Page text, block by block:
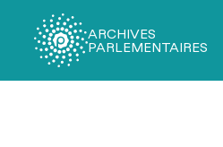
ARCHIVES
PARLEMENTAIRES